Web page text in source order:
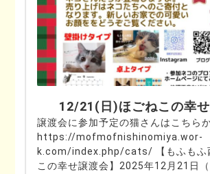
12/21(日)ほごねこの幸
譲渡会に参加予定の猫さんはこち
https://mofmofnishinomiya.wor-
k.com/index.php/cats/ 【もふも
この幸せ譲渡会】2025年12月21日